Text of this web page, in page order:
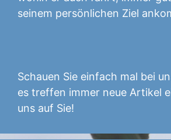
seinem persönlichen Ziel
Schauen Sie einfach mal bei
es treffen immer neue Artikel
uns auf Sie!